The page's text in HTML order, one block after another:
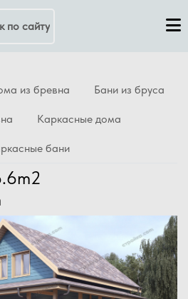
из бревна Бани из бруса
Каркасные дома
бани